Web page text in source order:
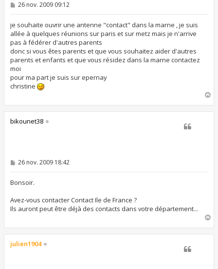
M
s
a
g
e
26 nov. 2009 09:12
je souhaite ouvrir une antenne "contact" dans la marne , je suis
allée à quelques réunions sur paris et sur metz mais je n'arrive
pas à fédérer d'autres parents
donc si vous êtes parents et que vous souhaitez aider d'autres
parents et enfants et que vous résidez dans la marne contactez
moi
pour ma part je suis sur epernay
christine
u
bikounet38
M
s
e
26 nov. 2009 18:42
Bonsoir.
Avez-vous contacter Contact Ile de France ?
Ils auront peut être déjà des contacts dans votre département...
u
julien1904